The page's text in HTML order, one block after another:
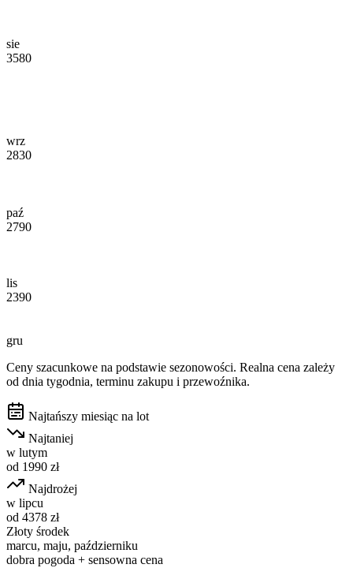
sie
3580
wrz
2830
paź
2790
lis
2390
gru
Ceny szacunkowe na podstawie sezonowości. Realna cena zależy
od dnia tygodnia, terminu zakupu i przewoźnika.
Najtańszy miesiąc na lot
Najtaniej
w lutym
od 1990 zł
Najdrożej
w lipcu
od 4378 zł
Złoty środek
marcu, maju, październiku
dobra pogoda + sensowna cena